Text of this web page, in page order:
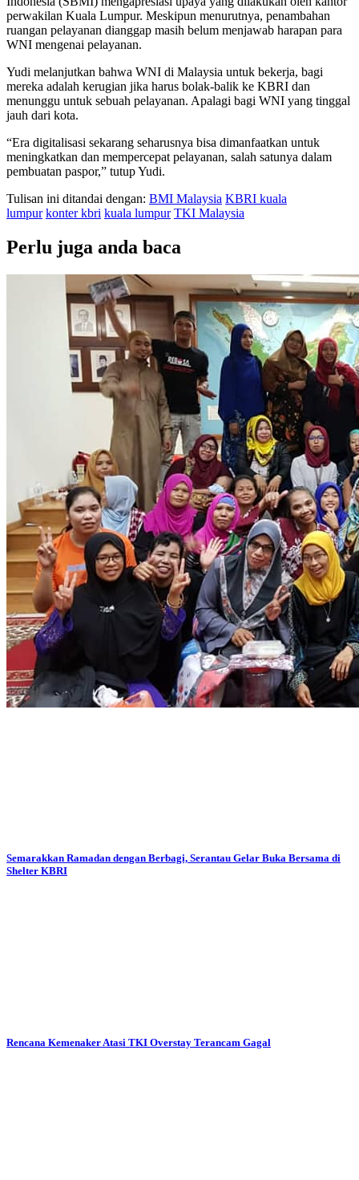
perwakilan Kuala Lumpur. Meskipun menurutnya, penambahan
ruangan pelayanan dianggap masih belum menjawab harapan para
WNI mengenai pelayanan.
Yudi melanjutkan bahwa WNI di Malaysia untuk bekerja, bagi
mereka adalah kerugian jika harus bolak-balik ke KBRI dan
menunggu untuk sebuah pelayanan. Apalagi bagi WNI yang tinggal
jauh dari kota.
“Era digitalisasi sekarang seharusnya bisa dimanfaatkan untuk
meningkatkan dan mempercepat pelayanan, salah satunya dalam
pembuatan paspor,” tutup Yudi.
Tulisan ini ditandai dengan: BMI Malaysia KBRI kuala
lumpur konter kbri kuala lumpur TKI Malaysia
Perlu juga anda baca
Semarakkan Ramadan dengan Berbagi, Serantau Gelar Buka Bersama di
Shelter KBRI
Rencana Kemenaker Atasi TKI Overstay Terancam Gagal